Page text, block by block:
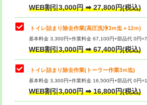
WEB割引3,000円 ➡ 27,800円(税込)
トイレ詰まり除去作業(高圧洗浄3ｍ迄＋12ｍ)
基本料金 3,300円+作業料金 67,100円+部品代 0円
WEB割引3,000円 ➡ 67,400円(税込)
トイレ詰まり除去作業(トーラー作業3ｍ迄)
基本料金 3,300円+作業料金 16,500円+部品代 0円
WEB割引3,000円 ➡ 16,800円(税込)